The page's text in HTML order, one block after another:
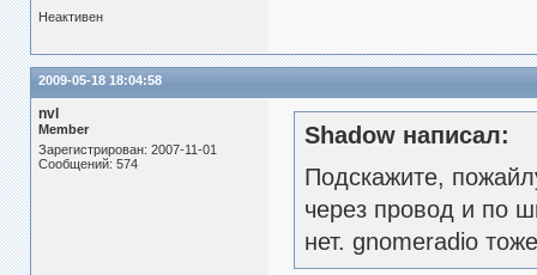
Неактивен
2009-05-18 18:04:58
nvl
Member
Зарегистрирован: 2007-11-01
Сообщений: 574
Shadow написал:
Подскажите,
через провод и по
нет. gnomeradio